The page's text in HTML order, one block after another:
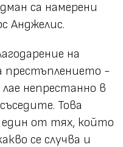
са намерени
Анджелис.
на
престъплението -
непрестанно в
Това
от тях, който
се случва и